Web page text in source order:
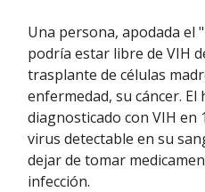
Una persona, apodada el
podría estar libre de VIH
trasplante de células
enfermedad, su cáncer.
diagnosticado con VIH en
virus detectable en su
dejar de tomar
infección.